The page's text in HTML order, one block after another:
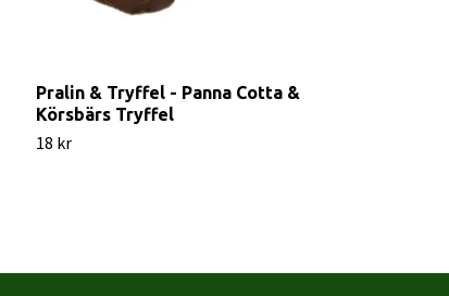
Pralin & Tryffel - Panna Cotta &
Körsbärs Tryffel
18 kr